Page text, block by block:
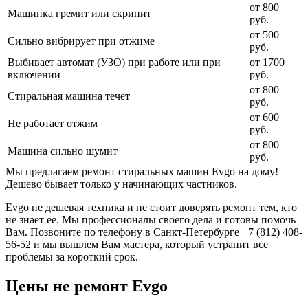
Машинка гремит или скрипит
от 800
руб.
Сильно вибрирует при отжиме
от 500
руб.
Выбивает автомат (УЗО) при работе или при
включении
от 1700
руб.
Стиральная машина течет
от 800
руб.
Не работает отжим
от 600
руб.
Машина сильно шумит
от 800
руб.
Мы предлагаем ремонт стиральных машин Evgo на дому!
Дешево бывает только у начинающих частников.
Evgo не дешевая техника и не стоит доверять ремонт тем, кто
не знает ее. Мы профессионалы своего дела и готовы помочь
Вам. Позвоните по телефону в Санкт-Петербурге +7 (812) 408-
56-52 и мы вышлем Вам мастера, который устранит все
проблемы за короткий срок.
Цены не ремонт Evgo